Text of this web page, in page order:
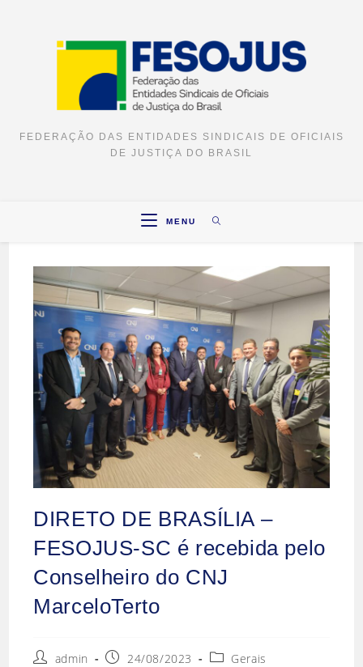
FEDERAÇÃO DAS ENTIDADES SINDICAIS DE OFICIAIS
DE JUSTIÇA DO BRASIL
MENU
DIRETO DE BRASÍLIA –
FESOJUS-SC é recebida pelo
Conselheiro do CNJ
MarceloTerto
admin 24/08/2023 Gerais